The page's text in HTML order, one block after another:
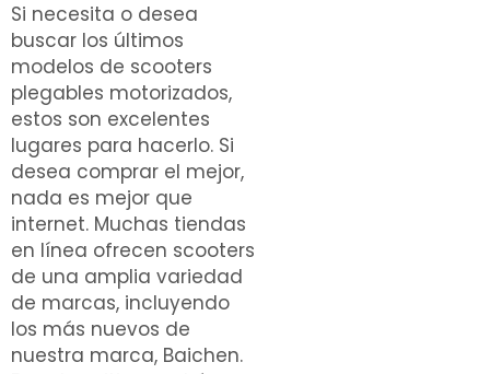
Si necesita o desea
buscar los últimos
modelos de scooters
plegables motorizados,
estos son excelentes
lugares para hacerlo. Si
desea comprar el mejor,
nada es mejor que
internet. Muchas tiendas
en línea ofrecen scooters
de una amplia variedad
de marcas, incluyendo
los más nuevos de
nuestra marca, Baichen.